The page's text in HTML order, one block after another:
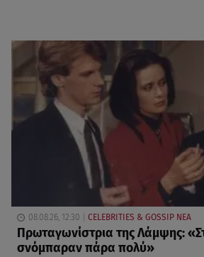
08.08.26, 12:30 CELEBRITIES & GOSSIP ΝΕΑ
Πρωταγωνίστρια της Λάμψης:
σνόμπαραν πάρα πολύ»